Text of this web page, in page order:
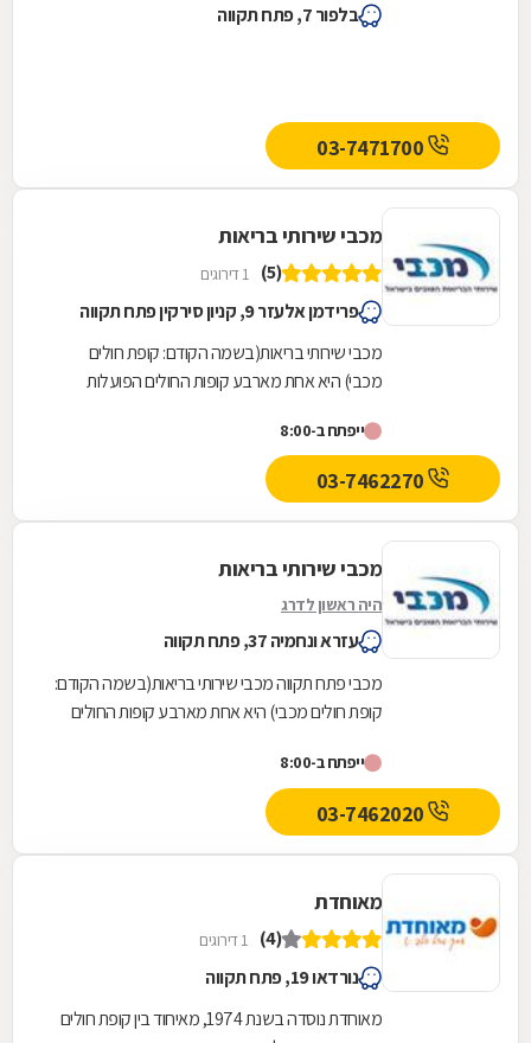
בלפור 7, פתח תקווה
מכבי שירותי בריאות
(5) 1 דירוגים
פרידמן אלעזר 9, קניון סירקין פתח תקווה
מכבי שירותי בריאות(בשמה הקודם: קופת חולים
מכבי) היא אחת מארבע קופות החולים הפועלות
עבודתה המעשית...
ייפתח ב-8:00
03-7462270
מכבי שירותי בריאות
היה ראשון לדרג
עזרא ונחמיה 37, פתח תקווה
מכבי פתח תקווה מכבי שירותי בריאות(בשמה הקודם:
קופת חולים מכבי) היא אחת מארבע קופות החולים
והחלה את...
ייפתח ב-8:00
03-7462020
מאוחדת
(4) 1 דירוגים
נורדאו 19, פתח תקווה
מאוחדת נוסדה בשנת 1974, מאיחוד בין קופת חולים